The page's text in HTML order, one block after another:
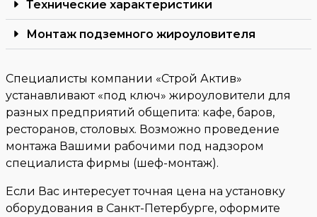
Технические характеристики
Монтаж подземного жироуловителя
Специалисты компании «Строй Актив»
устанавливают «под ключ» жироуловители для
разных предприятий общепита: кафе, баров,
ресторанов, столовых. Возможно проведение
монтажа Вашими рабочими под надзором
специалиста фирмы (шеф-монтаж).
Если Вас интересует точная цена на установку
оборудования в Санкт-Петербурге, оформите